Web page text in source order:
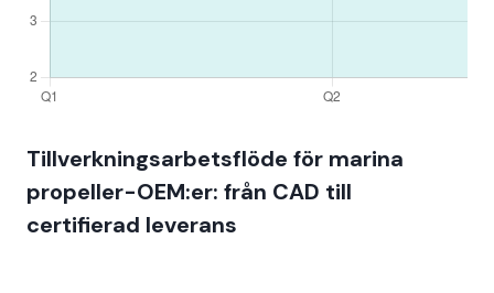
Tillverkningsarbetsflöde för marina
propeller-OEM:er: från CAD till
certifierad leverans